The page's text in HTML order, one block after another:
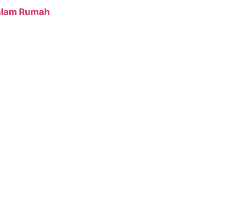
Rumah